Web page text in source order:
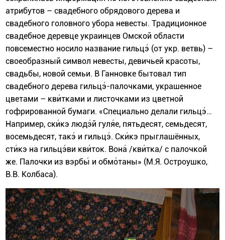
атрибутов – свадебного обрядового дерева и
свадебного головного убора невесты. Традиционное
свадебное деревце украинцев Омской области
повсеместно носило название гильцэ́ (от укр. ветвь) –
своеобразный символ невесты, девичьей красоты,
свадьбы, новой семьи. В Ганновке бытовал тип
свадебного дерева гильцэ́-палочками, украшенное
цветами – кви́тками и листочками из цветной
гофрированной бумаги. «Специально делали гильцэ́…
Например, ски́кэ людэ́й гуля́е, пятьдесят, семьдесят,
восемьдесят, такэ́ и гильцэ́. Ски́кэ прыглашённых,
сти́кэ на гильцэ́ви кви́ток. Вона́ /кви́тка/ с палочкой
же. Палочки из вэрбы́ и обмо́таны» (М.Я. Остроушко,
В.В. Колбаса).